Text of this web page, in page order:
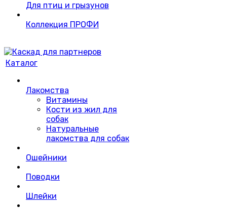
Для птиц и грызунов
Коллекция ПРОФИ
Каталог
Лакомства
Витамины
Кости из жил для
собак
Натуральные
лакомства для собак
Ошейники
Поводки
Шлейки